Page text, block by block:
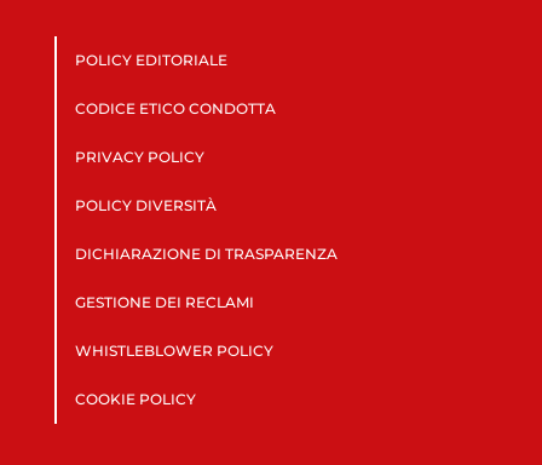
POLICY EDITORIALE
CODICE ETICO CONDOTTA
PRIVACY POLICY
POLICY DIVERSITÀ
DICHIARAZIONE DI TRASPARENZA
GESTIONE DEI RECLAMI
WHISTLEBLOWER POLICY
COOKIE POLICY